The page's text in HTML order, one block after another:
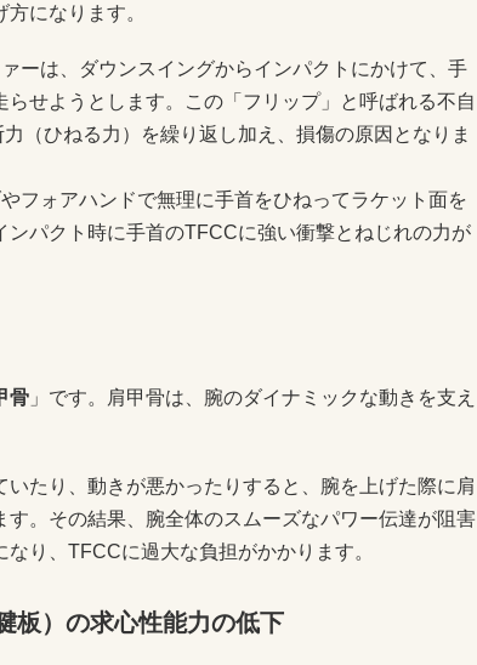
方になります。
ーは、ダウンスイングからインパクトにかけて、手
せようとします。この「フリップ」と呼ばれる不自
（ひねる力）を繰り返し加え、損傷の原因となりま
フォアハンドで無理に手首をひねってラケット面を
パクト時に手首のTFCCに強い衝撃とねじれの力が
骨 」です。肩甲骨は、腕のダイナミックな動きを支え
たり、動きが悪かったりすると、腕を上げた際に肩
。その結果、腕全体のスムーズなパワー伝達が阻害
り、TFCCに過大な負担がかかります。
板）の求心性能力の低下